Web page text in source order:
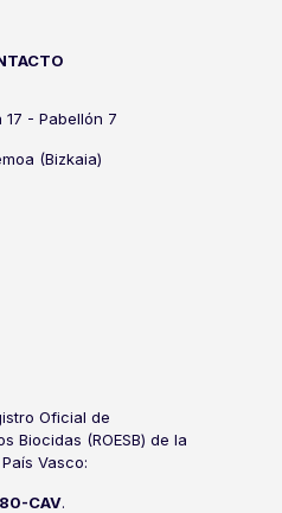
17 - Pabellón 7
(Bizkaia)
Oficial de
Biocidas (ROESB) de la
Vasco:
CAV.